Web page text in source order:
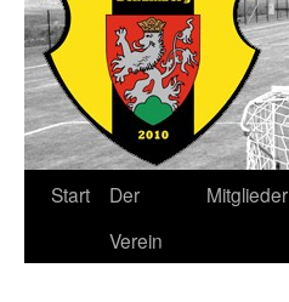
Start
Der
Verein
Mitglieder